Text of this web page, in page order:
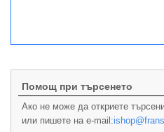
Помощ при търсенето
Ако не може да откриете
или пишете на e-mail: